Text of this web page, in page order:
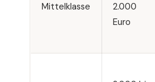
Mittelklasse
2.000
Euro